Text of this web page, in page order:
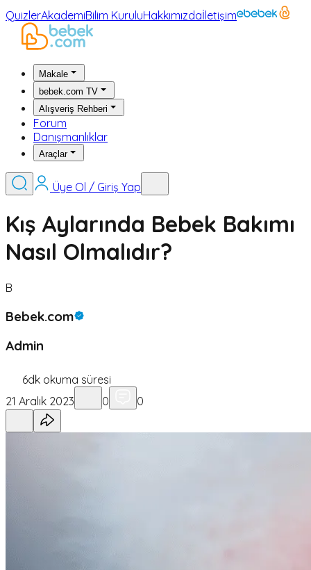
QuizlerAkademiBilim KuruluHakkımızdaİletişim
Makale
bebek.com TV
Alışveriş Rehberi
Forum
Danışmanlıklar
Araçlar
Üye Ol / Giriş Yap
Kış Aylarında Bebek Bakımı
Nasıl Olmalıdır?
B
Bebek.com
Admin
6dk okuma süresi
21 Aralık 2023
0 0